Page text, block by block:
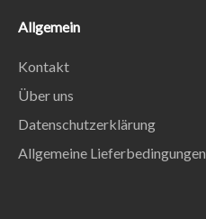
Allgemein
Kontakt
Über uns
Datenschutzerklärung
Allgemeine Lieferbedingungen